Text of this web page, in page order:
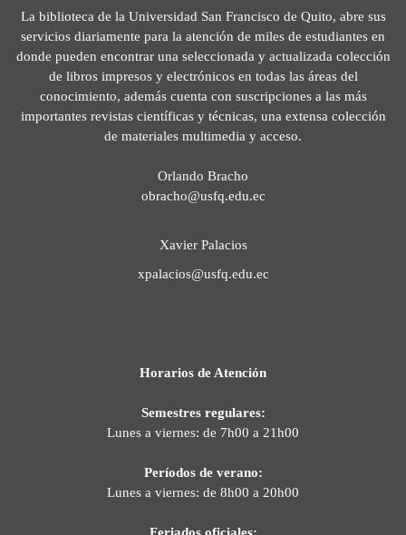
La biblioteca de la Universidad San Francisco de Quito, abre sus
servicios diariamente para la atención de miles de estudiantes en
donde pueden encontrar una seleccionada y actualizada colección
de libros impresos y electrónicos en todas las áreas del
conocimiento, además cuenta con suscripciones a las más
importantes revistas científicas y técnicas, una extensa colección
de materiales multimedia y acceso.
Orlando Bracho
obracho@usfq.edu.ec
Xavier Palacios
xpalacios@usfq.edu.ec
Horarios de Atención
Semestres regulares:
Lunes a viernes: de 7h00 a 21h00
Períodos de verano:
Lunes a viernes: de 8h00 a 20h00
Feriados oficiales: